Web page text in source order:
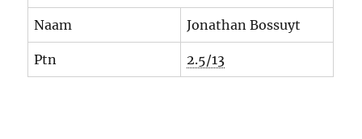
Naam Jonathan Bossuyt
Ptn 2.5/13